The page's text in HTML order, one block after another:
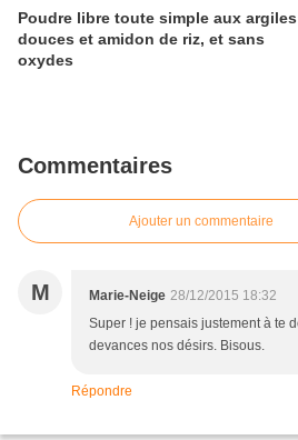
Poudre libre toute simple aux argiles
douces et amidon de riz, et sans
oxydes
Commentaires
Ajouter un commentaire
M Marie-Neige 28/12/2015 18:32
Super ! je pensais justement à te
devances nos désirs. Bisous.
Répondre